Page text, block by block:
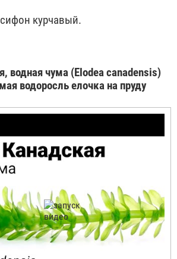
курчавый.
водная чума (Elodea canadensis)
водоросль елочка на пруду